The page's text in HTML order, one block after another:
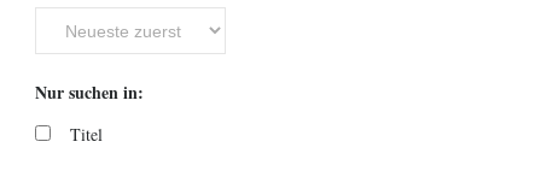
Nur suchen in:
Titel